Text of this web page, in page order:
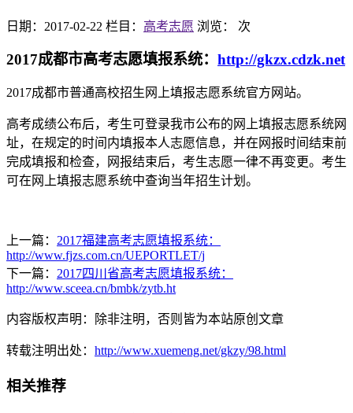
日期：2017-02-22 栏目： 高考志愿 浏览： 次
2017成都市高考志愿填报系统： http://gkzx.cdzk.net
2017成都市普通高校招生网上填报志愿系统官方网站。
高考成绩公布后，考生可登录我市公布的网上填报志愿系统网
址，在规定的时间内填报本人志愿信息，并在网报时间结束前
完成填报和检查，网报结束后，考生志愿一律不再变更。考生
可在网上填报志愿系统中查询当年招生计划。
上一篇： 2017福建高考志愿填报系统：
http://www.fjzs.com.cn/UEPORTLET/j
下一篇： 2017四川省高考志愿填报系统：
http://www.sceea.cn/bmbk/zytb.ht
内容版权声明：除非注明，否则皆为本站原创文章
转载注明出处： http://www.xuemeng.net/gkzy/98.html
相关推荐